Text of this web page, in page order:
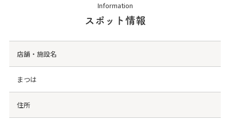
Information
スポット情報
店舗・施設名
まつは
住所